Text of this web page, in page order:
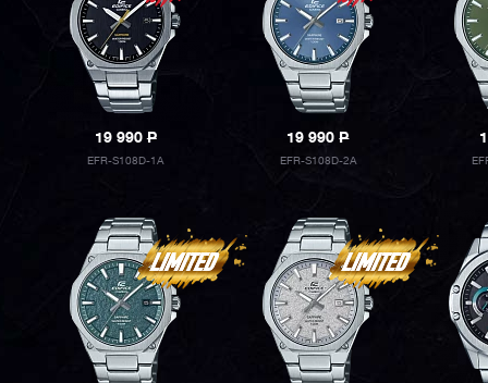
19 990P
EFR-S108D-1A
19 990P
EFR-S108D-2A